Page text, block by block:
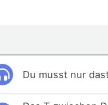
Du musst nur